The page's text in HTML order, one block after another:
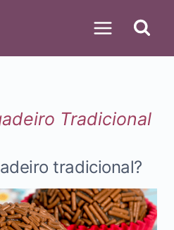
Tradicional
tradicional?